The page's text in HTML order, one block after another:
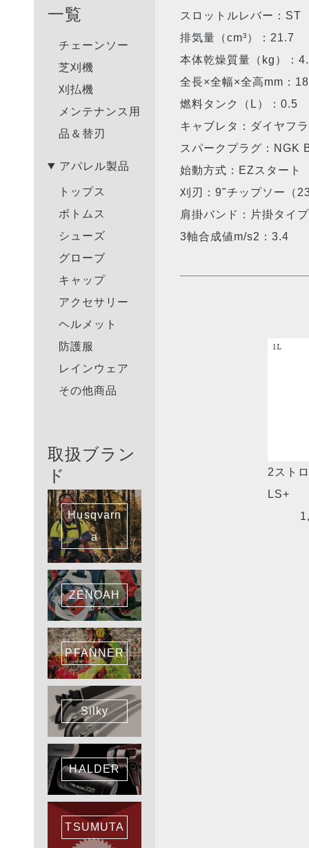
一覧
チェーンソー
芝刈機
刈払機
メンテナンス用
品＆替刃
アパレル製品
トップス
ボトムス
シューズ
グローブ
キャップ
アクセサリー
ヘルメット
防護服
レインウェア
その他商品
取扱ブラン
ド
Husqvarn
a
ZENOAH
PFANNER
Silky
HALDER
TSUMUTA
スロットルレバー：ST
排気量（cm³）：21.7
本体乾燥質量（kg）：
全長×全幅×全高mm：
燃料タンク（L）：0.5
キャブレタ：ダイヤフ
スパークプラグ：NGK
始動方式：EZスタート
刈刃：9"チップソー（
肩掛バンド：片掛タイプ
3軸合成値m/s2：3.4
2スト
LS+